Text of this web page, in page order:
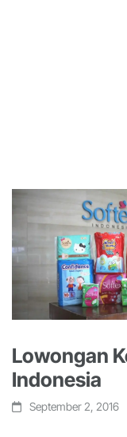
Lowongan
Indonesia
September 2, 2016